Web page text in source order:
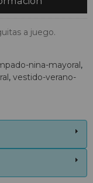
a juego.
nina-mayoral
vestido-verano-